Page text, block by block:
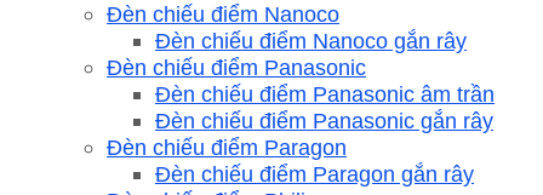
Đèn chiếu điểm Nanoco
Đèn chiếu điểm Nanoco gắn rây
Đèn chiếu điểm Panasonic
Đèn chiếu điểm Panasonic âm trần
Đèn chiếu điểm Panasonic gắn rây
Đèn chiếu điểm Paragon
Đèn chiếu điểm Paragon gắn rây